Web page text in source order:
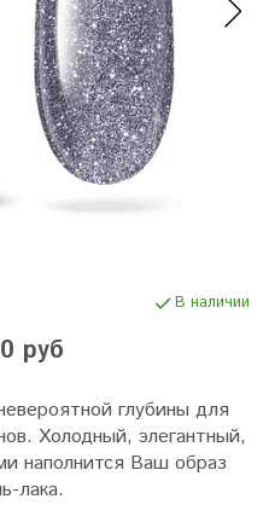
В наличии
руб
глубины для
Холодный, элегантный,
наполнится Ваш образ
лака.